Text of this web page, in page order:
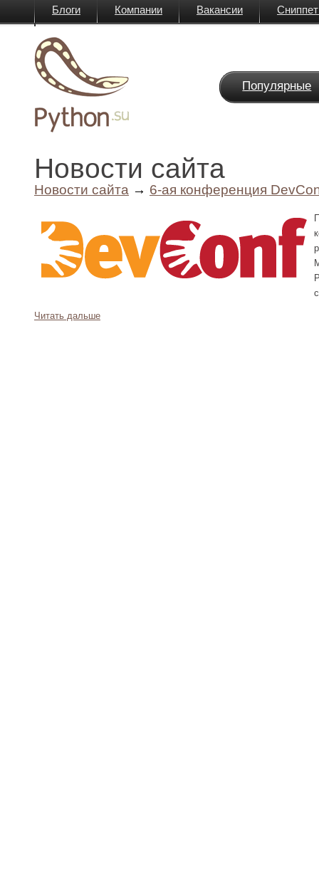
Блоги Компании Вакансии
Популярные
Новости сайта
Новости сайта → 6-ая конференция
Читать дальше